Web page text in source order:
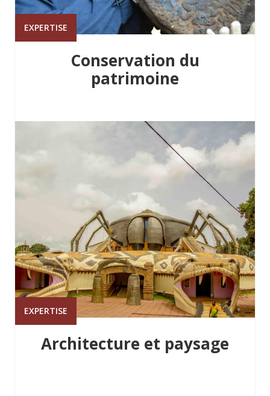
EXPERTISE
Conservation du
patrimoine
EXPERTISE
Architecture et paysage